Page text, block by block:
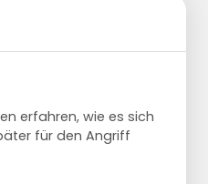
erfahren, wie es sich
für den Angriff